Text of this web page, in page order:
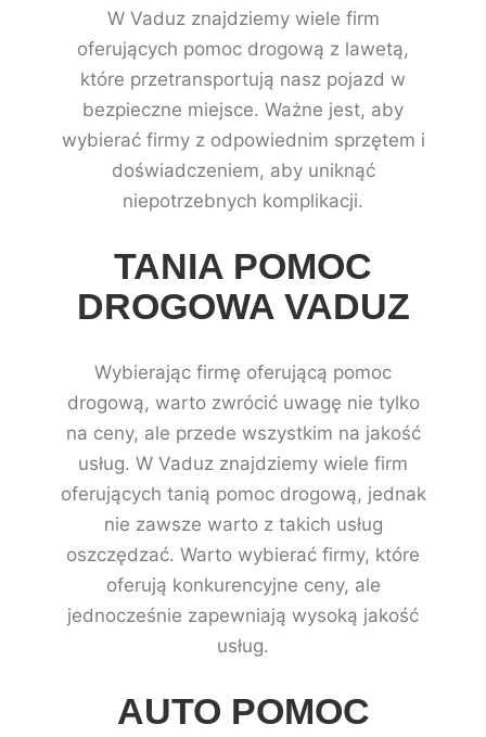
W Vaduz znajdziemy wiele firm
oferujących pomoc drogową z lawetą,
które przetransportują nasz pojazd w
bezpieczne miejsce. Ważne jest, aby
wybierać firmy z odpowiednim sprzętem i
doświadczeniem, aby uniknąć
niepotrzebnych komplikacji.
TANIA POMOC
DROGOWA VADUZ
Wybierając firmę oferującą pomoc
drogową, warto zwrócić uwagę nie tylko
na ceny, ale przede wszystkim na jakość
usług. W Vaduz znajdziemy wiele firm
oferujących tanią pomoc drogową, jednak
nie zawsze warto z takich usług
oszczędzać. Warto wybierać firmy, które
oferują konkurencyjne ceny, ale
jednocześnie zapewniają wysoką jakość
usług.
AUTO POMOC